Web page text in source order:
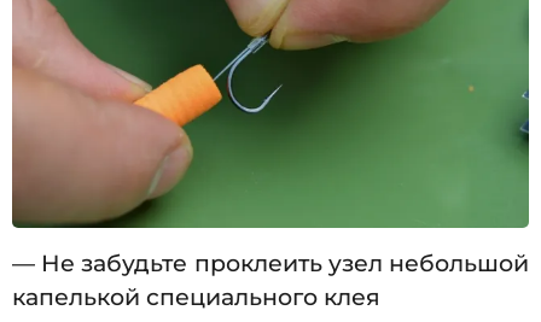
— Не забудьте проклеить узел небольшой
капелькой специального клея